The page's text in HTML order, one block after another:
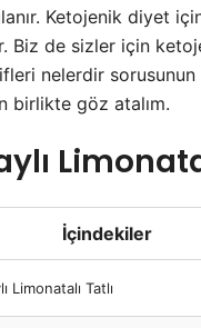
Ketojenik diyet için
Biz de sizler için
nelerdir sorusunun
birlikte göz atalım.
İçindekiler
Limonatalı Tatlı